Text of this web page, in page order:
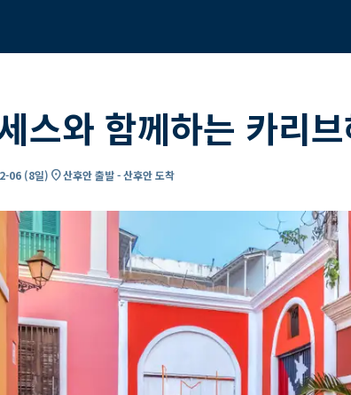
스와 함께하는 카리
06 (8일) location_on산후안 출발 - 산후안 도착